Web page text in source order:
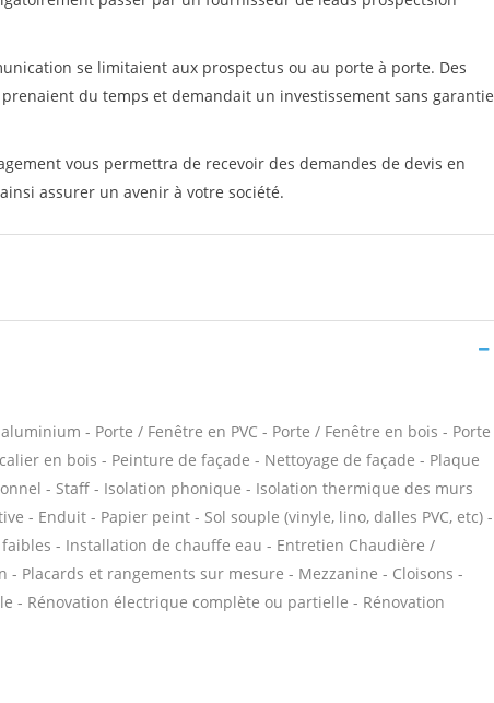
se limitaient aux prospectus ou au porte à porte. Des
du temps et demandait un investissement sans garantie
vous permettra de recevoir des demandes de devis en
assurer un avenir à votre société.
- Porte / Fenêtre en PVC - Porte / Fenêtre en bois - Porte
en bois - Peinture de façade - Nettoyage de façade - Plaque
- Staff - Isolation phonique - Isolation thermique des murs
- Enduit - Papier peint - Sol souple (vinyle, lino, dalles PVC, etc) -
- Installation de chauffe eau - Entretien Chaudière /
- Placards et rangements sur mesure - Mezzanine - Cloisons -
- Rénovation électrique complète ou partielle - Rénovation